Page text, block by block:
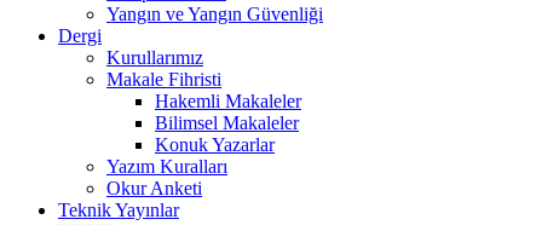
Yangın ve Yangın Güvenliği
Dergi
Kurullarımız
Makale Fihristi
Hakemli Makaleler
Bilimsel Makaleler
Konuk Yazarlar
Yazım Kuralları
Okur Anketi
Teknik Yayınlar